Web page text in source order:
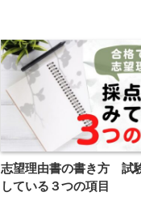
志望理由書の書き方 試
している３つの項目